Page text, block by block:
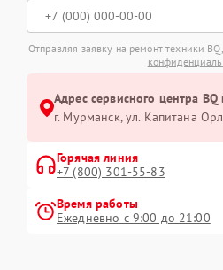
Отправляя заявку на ремонт техники
Адрес сервисного центра
г. Мурманск, ул. Капитана
Горячая линия
+7 (800) 301-55-83
Время работы
Ежедневно с 9:00 до 21:00